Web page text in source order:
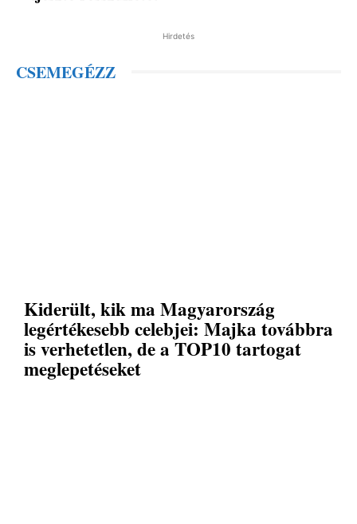
Hirdetés
CSEMEGÉZZ
Kiderült, kik ma Magyarország
legértékesebb celebjei: Majka továbbra
is verhetetlen, de a TOP10 tartogat
meglepetéseket